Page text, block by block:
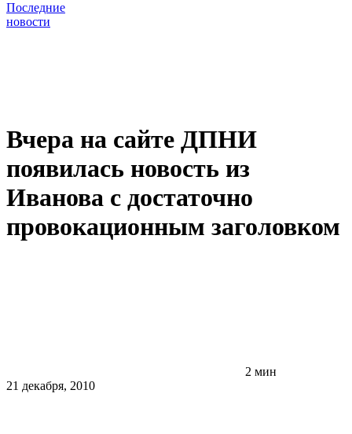
Последние
новости
Вчера на сайте ДПНИ
появилась новость из
Иванова с достаточно
провокационным заголовком
2 мин
21 декабря, 2010